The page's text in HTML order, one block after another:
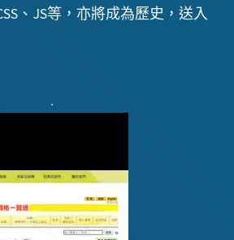
、JS等，亦將成為歷史，送入